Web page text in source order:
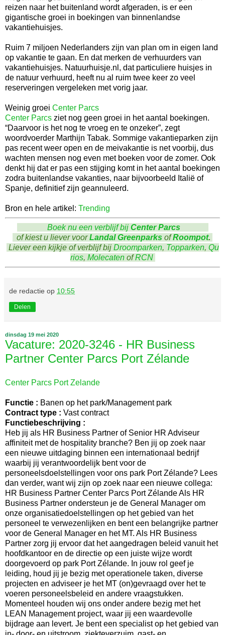
reizen naar het buitenland wordt afgeraden, is er een
gigantische groei in boekingen van binnenlandse
vakantiehuisjes.
Ruim 7 miljoen Nederlanders zijn van plan om in eigen land
op vakantie te gaan. En dat merken de verhuurders van
vakantiehuisjes. Natuurhuisje.nl, dat particuliere huisjes in
de natuur verhuurd, heeft nu al ruim twee keer zo veel
reserveringen vergeleken met vorig jaar.
Weinig groei Center Parcs
Center Parcs ziet nog geen groei in het aantal boekingen.
“Daarvoor is het nog te vroeg en te onzeker”, zegt
woordvoerder Marthijn Tabak. Sommige vakantieparken zijn
pas recent weer open en de meivakantie is net voorbij, dus
wachten mensen nog even met boeken voor de zomer. Ook
denkt hij dat er pas een stijging komt in het aantal boekingen
zodra buitenlandse vakanties, naar bijvoorbeeld Italië of
Spanje, definitief zijn geannuleerd.
Bron en hele artikel: Trending
Boek nu een verblijf bij Center Parcs
of kiest u liever voorLandal Greenparks ofRoompot.
Liever een kijkje of verblijf bij Droomparken, Topparken, Qu
rios, MolecatenofRCN
de redactie op 10:55
Delen
dinsdag 19 mei 2020
Vacature: 2020-3246 - HR Business
Partner Center Parcs Port Zélande
Center Parcs Port Zelande
Functie : Banen op het park/Management park
Contract type : Vast contract
Functiebeschrijving :
Heb jij als HR Business Partner of Senior HR Adviseur
affiniteit met de hospitality branche? Ben jij op zoek naar
een nieuwe uitdaging binnen een internationaal bedrijf
waarbij jij verantwoordelijk bent voor de
personeelsdoelstellingen voor ons park Port Zélande? Lees
dan verder, want wij zijn op zoek naar een nieuwe collega:
HR Business Partner Center Parcs Port Zélande Als HR
Business Partner ondersteun je de General Manager om
onze organisatiedoelstellingen op het gebied van het
personeel te verwezenlijken en bent een belangrijke partner
voor de General Manager en het MT. Als HR Business
Partner zorg jij ervoor dat het aangedragen beleid vanuit het
hoofdkantoor en de directie op een juiste wijze wordt
doorgevoerd op park Port Zélande. In jouw rol geef je
leiding, houd jij je bezig met operationele taken, diverse
projecten en adviseer je het MT (on)gevraagd over het te
voeren personeelsbeleid en andere vraagstukken.
Momenteel houden wij ons onder andere bezig met het
LEAN Management project, waar jij een waardevolle
bijdrage aan levert. Je bent een specialist op het gebied van